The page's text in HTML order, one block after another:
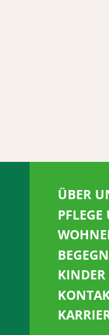
ÜBER